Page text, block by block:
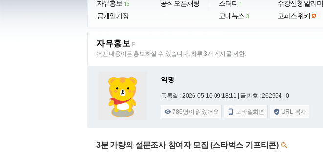
자유홍보 13
공개일기장
공식 오픈채팅 스터디 1
고대뉴스 3
수강신청 알리미
고파스 위키
자유홍보 F
어떤 내용이든 홍보하실 수 있습니다. 하루 3개 게시물 제한.
익명
등록일 : 2026-05-10 09:18:11 | 글번호 : 262954 | 0
 786명이 읽었어요  모바일화면  URL 복사
3분 가량의 설문조사 참여자 모집 (스타벅스 기프티콘) 